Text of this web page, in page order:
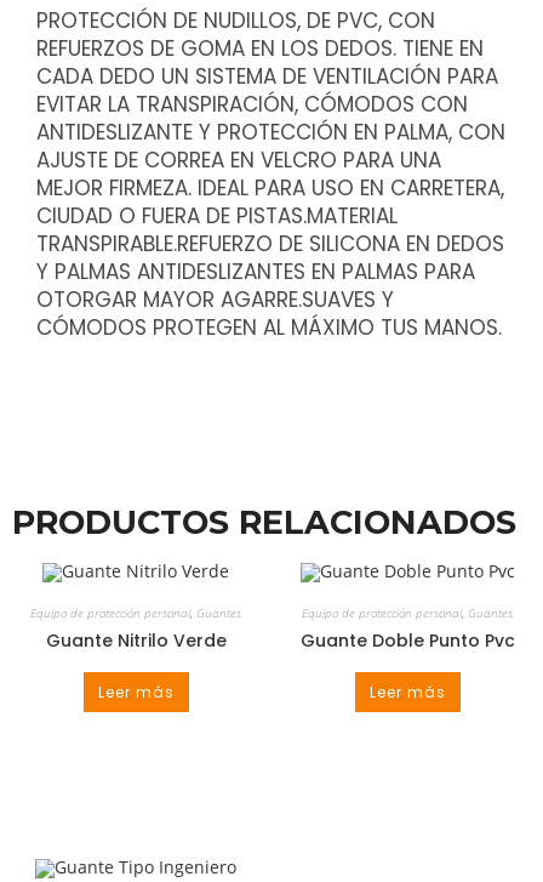
PROTECCIÓN DE NUDILLOS, DE PVC, CON
REFUERZOS DE GOMA EN LOS DEDOS. TIENE EN
CADA DEDO UN SISTEMA DE VENTILACIÓN PARA
EVITAR LA TRANSPIRACIÓN, CÓMODOS CON
ANTIDESLIZANTE Y PROTECCIÓN EN PALMA, CON
AJUSTE DE CORREA EN VELCRO PARA UNA
MEJOR FIRMEZA. IDEAL PARA USO EN CARRETERA,
CIUDAD O FUERA DE PISTAS.MATERIAL
TRANSPIRABLE.REFUERZO DE SILICONA EN DEDOS
Y PALMAS ANTIDESLIZANTES EN PALMAS PARA
OTORGAR MAYOR AGARRE.SUAVES Y
CÓMODOS PROTEGEN AL MÁXIMO TUS MANOS.
PRODUCTOS RELACIONADOS
Equipo de protección personal, Guantes
Guante Nitrilo Verde
Leer más
Equipo de protección personal, Guantes
Guante Doble Punto Pvc
Leer más